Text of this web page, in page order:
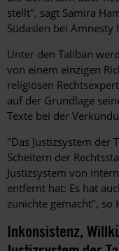
stellt", sagt Samira
Südasien bei Amnesty
Unter den Taliban
von einem einzigen
religiösen
auf der Grundlage
Texte bei der
"Das Justizsystem der
Scheitern der
Justizsystem von
entfernt hat: Es hat
zunichte gemacht", so
Inkonsistenz,